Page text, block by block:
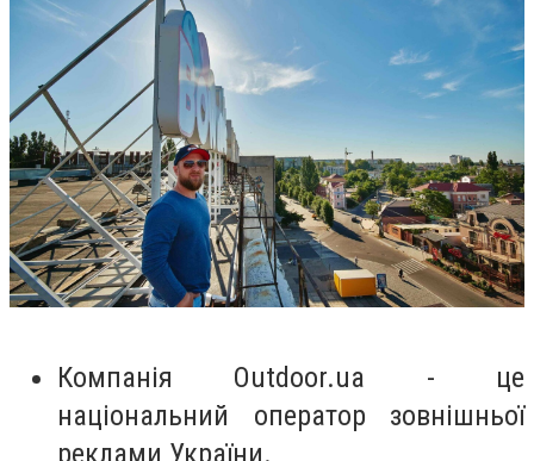
Компанія Outdoor.ua - це
національний оператор зовнішньої
реклами України.